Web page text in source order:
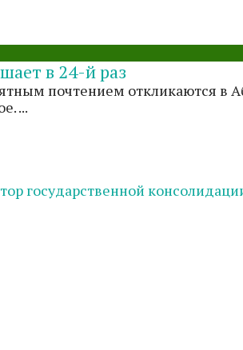
в 24-й раз
почтением откликаются в
...